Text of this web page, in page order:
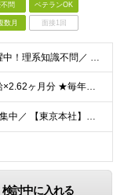
問 ベテランOK
数月 面接1回
＼異業界出身者が多数活躍中！理系知識不問／ ■法人営業（BtoB）の経験をお持ちの方 ■普通自動車免許（AT限定可）をお持ちの方※入社までの取得可 ※学歴不問 ～求める人物像について～ ・明るく礼儀
★賞与昨年度実績：基本給×2.62ヶ月分 ★毎年必ず昇給する経験給制度あり！ ■月給：23万5000円〜45万円＋賞与年2回 ※経験・スキルを考慮し、当社規定の「バンド（等級）」に合わせて決定します
＼東京・大阪の2拠点で募集中／ 【東京本社】東京都江東区亀戸1-28-6 【大阪支店】大阪府大阪市東淀川区東中島1-13-25 ※ご希望の勤務地を考慮します。当面転勤は想定していません。 ご本人の希
検討中に入れる